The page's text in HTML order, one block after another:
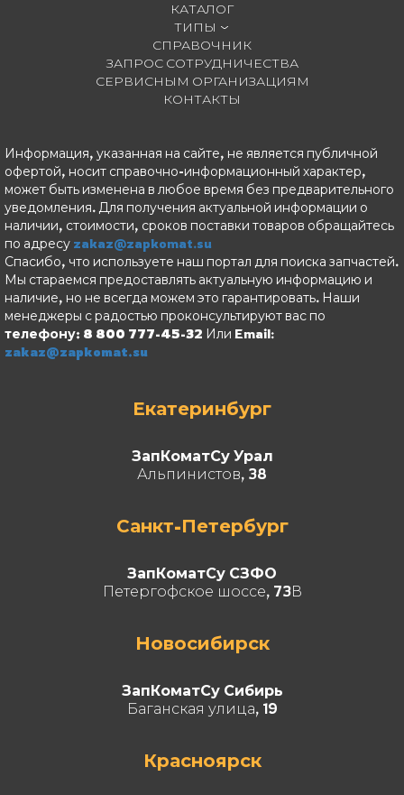
КАТАЛОГ
ТИПЫ
СПРАВОЧНИК
ЗАПРОС СОТРУДНИЧЕСТВА
СЕРВИСНЫМ ОРГАНИЗАЦИЯМ
КОНТАКТЫ
Информация, указанная на сайте, не является публичной
офертой, носит справочно-информационный характер,
может быть изменена в любое время без предварительного
уведомления. Для получения актуальной информации о
наличии, стоимости, сроков поставки товаров обращайтесь
по адресу zakaz@zapkomat.su
Спасибо, что используете наш портал для поиска запчастей.
Мы стараемся предоставлять актуальную информацию и
наличие, но не всегда можем это гарантировать. Наши
менеджеры с радостью проконсультируют вас по
телефону: 8 800 777-45-32 Или Email:
zakaz@zapkomat.su
Екатеринбург
ЗапКоматСу Урал
Альпинистов, 38
Санкт-Петербург
ЗапКоматСу СЗФО
Петергофское шоссе, 73В
Новосибирск
ЗапКоматСу Сибирь
Баганская улица, 19
Красноярск